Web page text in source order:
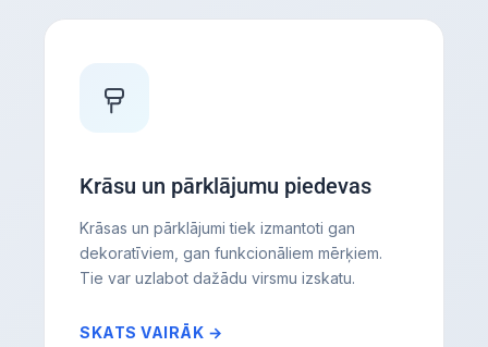
Krāsu un pārklājumu piedevas
Krāsas un pārklājumi tiek izmantoti gan
dekoratīviem, gan funkcionāliem mērķiem.
Tie var uzlabot dažādu virsmu izskatu.
SKATS VAIRĀK →